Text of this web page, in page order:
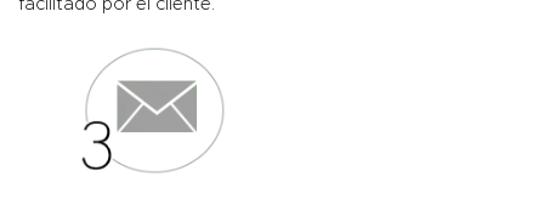
facilitado por el cliente.